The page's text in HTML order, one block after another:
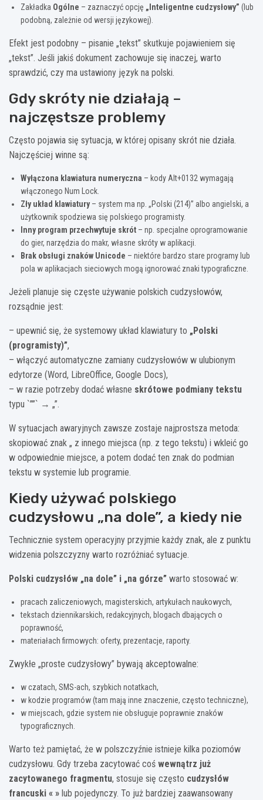
Zakładka Ogólne – zaznaczyć opcję „Inteligentne cudzysłowy” (lub
podobną, zależnie od wersji językowej).
Efekt jest podobny – pisanie „tekst” skutkuje pojawieniem się
„tekst”. Jeśli jakiś dokument zachowuje się inaczej, warto
sprawdzić, czy ma ustawiony język na polski.
Gdy skróty nie działają –
najczęstsze problemy
Często pojawia się sytuacja, w której opisany skrót nie działa.
Najczęściej winne są:
Wyłączona klawiatura numeryczna – kody Alt+0132 wymagają
włączonego Num Lock.
Zły układ klawiatury– system ma np. „Polski (214)” albo angielski, a
użytkownik spodziewa się polskiego programisty.
Inny program przechwytuje skrót – np. specjalne oprogramowanie
do gier, narzędzia do makr, własne skróty w aplikacji.
Brak obsługi znaków Unicode – niektóre bardzo stare programy lub
pola w aplikacjach sieciowych mogą ignorować znaki typograficzne.
Jeżeli planuje się częste używanie polskich cudzysłowów,
rozsądnie jest:
– upewnić się, że systemowy układ klawiatury to „Polski
(programisty)”,
– włączyć automatyczne zamiany cudzysłowów w ulubionym
edytorze (Word, LibreOffice, Google Docs),
– w razie potrzeby dodać własne skrótowe podmiany tekstu
typu `””` → „”.
W sytuacjach awaryjnych zawsze zostaje najprostsza metoda:
skopiować znak „ z innego miejsca (np. z tego tekstu) i wkleić go
w odpowiednie miejsce, a potem dodać ten znak do podmian
tekstu w systemie lub programie.
Kiedy używać polskiego
cudzysłowu „na dole”, a kiedy nie
Technicznie system operacyjny przyjmie każdy znak, ale z punktu
widzenia polszczyzny warto rozróżniać sytuacje.
Polski cudzysłów „na dole” i „na górze” warto stosować w:
pracach zaliczeniowych, magisterskich, artykułach naukowych,
tekstach dziennikarskich, redakcyjnych, blogach dbających o
poprawność,
materiałach firmowych: oferty, prezentacje, raporty.
Zwykłe „proste cudzysłowy” bywają akceptowalne:
w czatach, SMS-ach, szybkich notatkach,
w kodzie programów (tam mają inne znaczenie, często techniczne),
w miejscach, gdzie system nie obsługuje poprawnie znaków
typograficznych.
Warto też pamiętać, że w polszczyźnie istnieje kilka poziomów
cudzysłowu. Gdy trzeba zacytować coś wewnątrz już
zacytowanego fragmentu, stosuje się często cudzysłów
francuski « » lub pojedynczy. To już bardziej zaawansowany